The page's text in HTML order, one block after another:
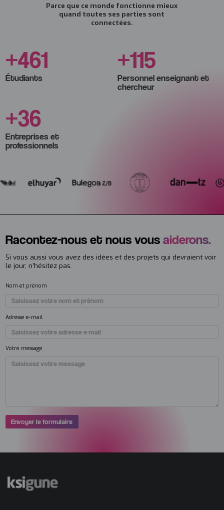
Parce que ce monde fonctionne mieux
quand toutes ses parties sont
connectées.
+600
Étudiants
+150
Personnel enseignant et
chercheur
+48
Entreprises et
professionnels
Racontez-nous et nous vousaiderons.
Si vous aussi vous avez des idées et des projets qui devraient voir
le jour, n’hésitez pas.
Nom et prénom
Adresse e-mail
Votre message